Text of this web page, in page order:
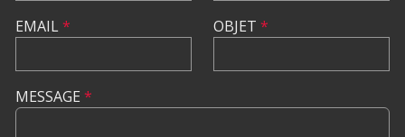
EMAIL* OBJET *
MESSAGE *